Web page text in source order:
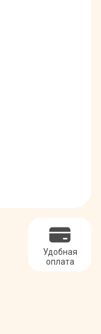
Удобная
оплата